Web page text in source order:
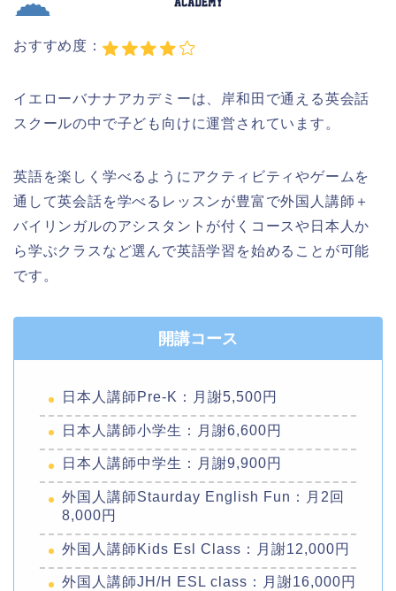
おすすめ度：
イエローバナナアカデミーは、岸和田で通える英会話
スクールの中で子ども向けに運営されています。
英語を楽しく学べるようにアクティビティやゲームを
通して英会話を学べるレッスンが豊富で外国人講師＋
バイリンガルのアシスタントが付くコースや日本人か
ら学ぶクラスなど選んで英語学習を始めることが可能
です。
開講コース
日本人講師Pre-K：​月謝5,500円
日本人講師小学生：月謝6,600円
日本人講師中学生：月謝9,900円
外国人講師Staurday English Fun：月2回
8,000円
外国人講師​Kids Esl Class：月謝12,000円
​外国人講師JH/H ESL class：月謝16,000円